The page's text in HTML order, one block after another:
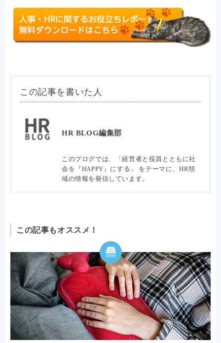
この記事を書いた人
HR BLOG編集部
このブログでは、「経営者と役員とともに社
会を『HAPPY』にする」 をテーマに、HR領
域の情報を発信しています。
この記事もオススメ！